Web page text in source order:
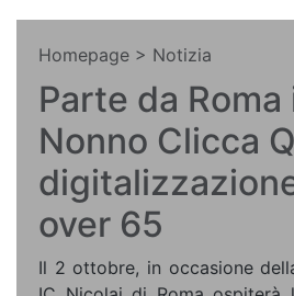
Homepage > Notizia
Parte da
Nonno Clicca
over 65
Il 2 ottobre, in occasione